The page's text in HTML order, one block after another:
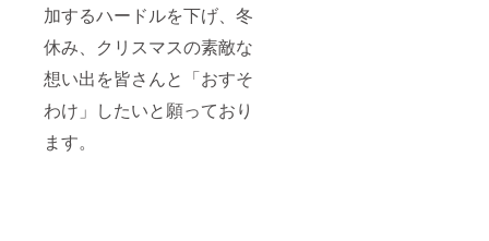
加するハードルを下げ、冬
休み、クリスマスの素敵な
想い出を皆さんと「おすそ
わけ」したいと願っており
ます。